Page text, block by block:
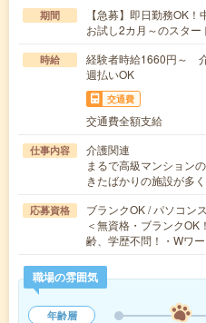
期間
【急募】即日勤務OK
お試し2カ月～のスター
時給
経験者時給1660円～
週払いOK
交通費
交通費全額支給
仕事内容
介護関連
まるで高級マンション
きたばかりの施設が多
応募資格
ブランクOK / パソコン
＜無資格・ブランク
齢、学歴不問！・Wワ
職場の雰囲気
年齢層